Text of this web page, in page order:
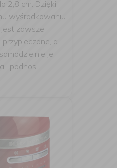
2,8 cm. Dzięki
wyśrodkowaniu
zawsze
a
je
i podnosi.